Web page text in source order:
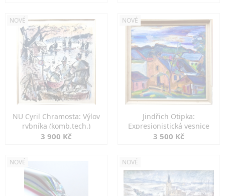
NOVÉ
NU Cyril Chramosta: Výlov
rybníka (komb.tech.)
3 900 Kč
NOVÉ
Jindřich Otipka:
Expresionistická vesnice
3 500 Kč
NOVÉ NOVÉ